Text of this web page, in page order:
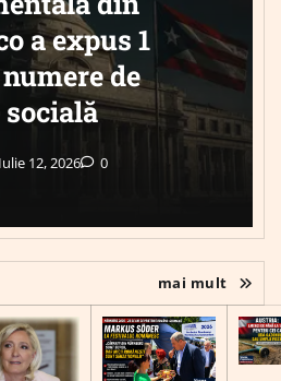
a expus 1
de
Iulie 12, 2026 0
mai mult